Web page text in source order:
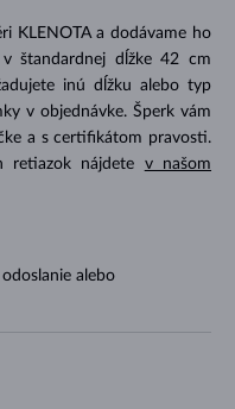
KLENOTA a dodávame ho
štandardnej dĺžke 42 cm
inú dĺžku alebo typ
v objednávke. Šperk vám
a s certifikátom pravosti.
retiazok nájdete v našom
alebo